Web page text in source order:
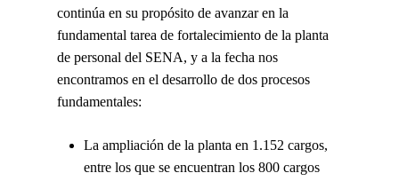
continúa en su propósito de avanzar en la
fundamental tarea de fortalecimiento de la planta
de personal del SENA, y a la fecha nos
encontramos en el desarrollo de dos procesos
fundamentales:
La ampliación de la planta en 1.152 cargos,
entre los que se encuentran los 800 cargos